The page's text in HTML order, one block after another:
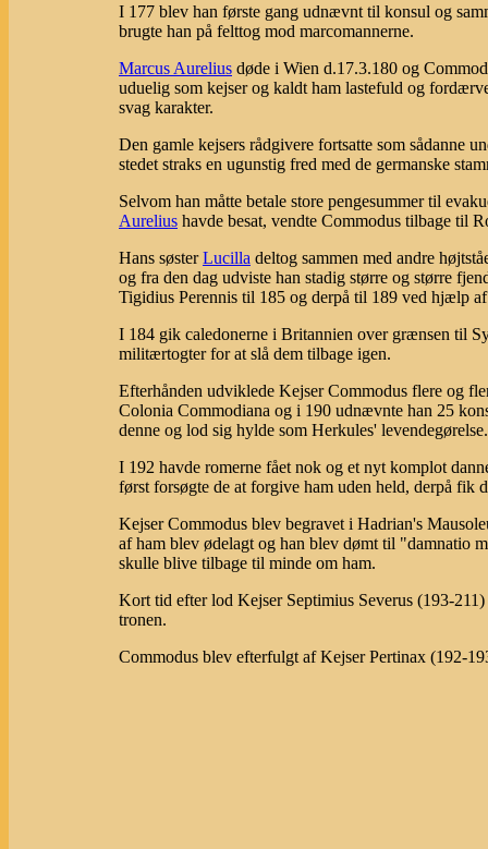
I 177 blev han første gang udnævnt til konsul og
brugte han på felttog mod marcomannerne.
Marcus Aurelius døde i Wien d.17.3.180 og
uduelig som kejser og kaldt ham lastefuld og
svag karakter.
Den gamle kejsers rådgivere fortsatte som sådanne
stedet straks en ugunstig fred med de germanske
Selvom han måtte betale store pengesummer til
Aurelius havde besat, vendte Commodus tilbage til
Hans søsterLucilla deltog sammen med andre
og fra den dag udviste han stadig større og større
Tigidius Perennis til 185 og derpå til 189 ved hjælp
I 184 gik caledonerne i Britannien over grænsen til
militærtogter for at slå dem tilbage igen.
Efterhånden udviklede Kejser Commodus flere og
Colonia Commodiana og i 190 udnævnte han 25
denne og lod sig hylde som Herkules'
I 192 havde romerne fået nok og et nyt komplot
først forsøgte de at forgive ham uden held, derpå fik
Kejser Commodus blev begravet i Hadrian's
af ham blev ødelagt og han blev dømt til "damnatio
skulle blive tilbage til minde om ham.
Kort tid efter lod Kejser Septimius Severus (193-
tronen.
Commodus blev efterfulgt af Kejser Pertinax (192-